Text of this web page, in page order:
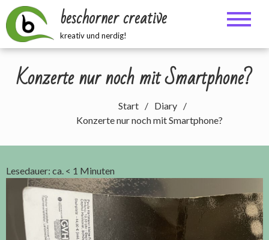
Zum
Inhalt
springen
beschorner creative
kreativ und nerdig!
Konzerte nur noch mit Smartphone?
Start
Diary
Konzerte nur noch mit Smartphone?
Lesedauer: ca. < 1 Minuten